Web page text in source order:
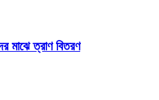
মাঝে ত্রাণ বিতরণ